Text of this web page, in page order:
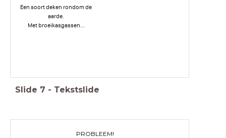
Een soort deken rondom de
aarde.
Met broeikasgassen...
Slide 7 - Tekstslide
PROBLEEM!